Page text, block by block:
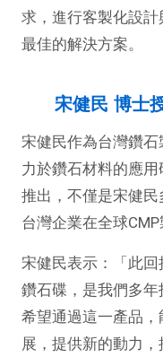
求，進行客製化設
最佳的解決方案。
宋健民 博士
宋健民作為台灣鑽
力於鑽石材料的應
推出，不僅是宋健
台灣企業在全球
宋健民表示：「此
鑽石碟，是我們多
希望通過這一產品
展，提供新的動力，